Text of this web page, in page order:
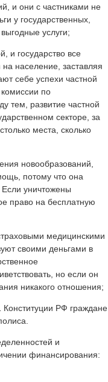
и они с частниками не
у государственных,
услуги;
и государство все
население, заставляя
себе успехи частной
по
тем, развитие частной
секторе, за
места, сколько
новообразований,
потому что она
Если уничтожены
право на бесплатную
медицинскими
своими деньгами в
но если он
никакого отношения;
РФ граждане
и
финансирования: